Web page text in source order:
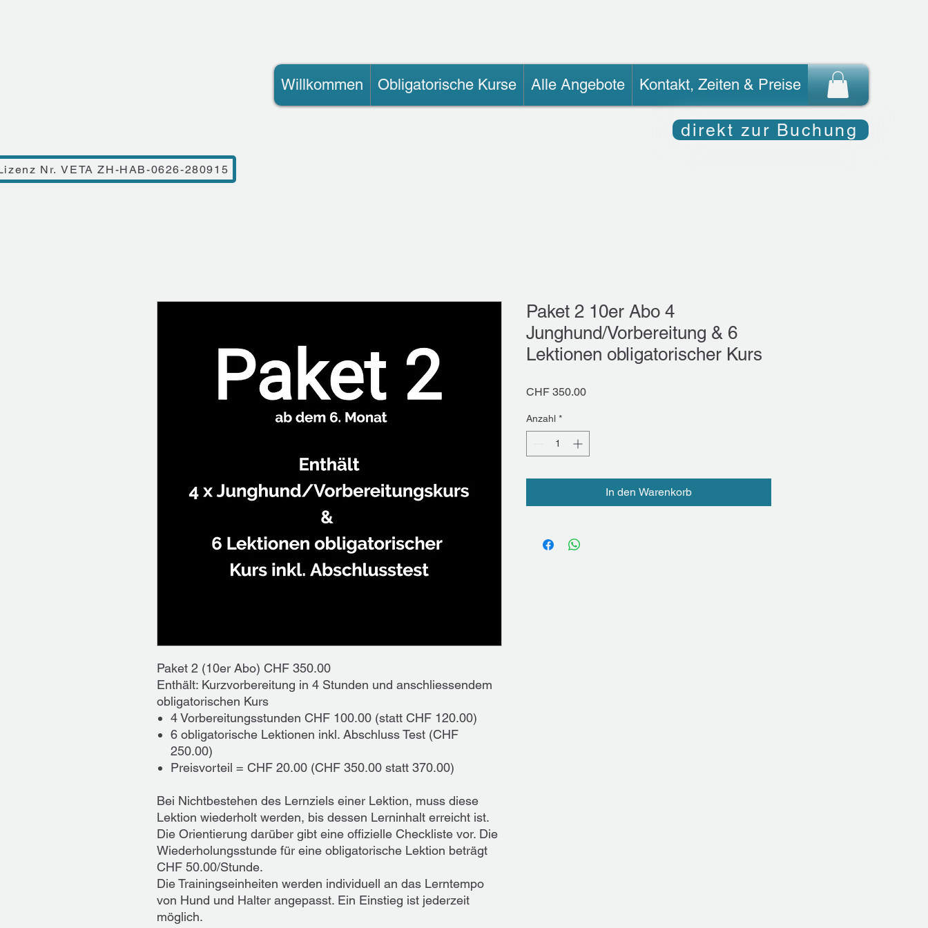
Willkommen Obligatorische Kurse Alle Angebote Kontakt, Zeiten & Preise
direkt zur Buchung
Nr. VETA ZH-HAB-0626-280915
​Paket 2 (10er Abo) CHF 350.00 ​
​Enthält: Kurzvorbereitung in 4 Stunden und anschliessendem
obligatorischen Kurs​
4 Vorbereitungsstunden CHF 100.00 (statt CHF 120.00)
6 obligatorische Lektionen inkl. Abschluss Test ​(CHF
250.00)
Preisvorteil = CHF 20.00 (CHF 350.00 statt 370.00)
Bei Nichtbestehen des Lernziels einer Lektion, muss diese
Lektion wiederholt werden, bis dessen Lerninhalt erreicht ist.
Die Orientierung darüber gibt eine offizielle Checkliste vor. Die
Wiederholungsstunde für eine obligatorische Lektion beträgt
CHF 50.00/Stunde.​
Die Trainingseinheiten werden individuell an das Lerntempo
von Hund und Halter angepasst. Ein Einstieg ist jederzeit
möglich.
Paket 2 10er Abo 4
Junghund/Vorbereitung & 6
Lektionen obligatorischer Kurs
CHF 350.00Preis
Anzahl *
In den Warenkorb